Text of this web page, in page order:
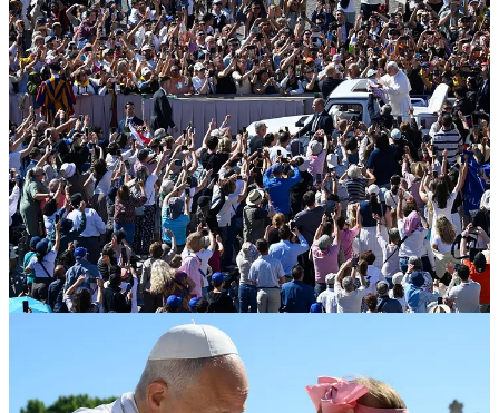
El Papa Benedicto XVIacogió en esta declaración de intenciones
el «programa de reforma» de los Padres conciliares, «en equilibrio
con la gran tradición litúrgica del pasado y el futuro. No pocas veces
se contrapone de manera torpe tradición y progreso. En realidad, los
dos conceptos se integran: la tradición es una realidad viva y por ello
incluye en sí misma el principio del desarrollo, del progreso. Es
como decir que el río de la tradición lleva en sí también su fuente y
tiende hacia la desembocadura» (Discurso a los participantes en el
Congreso por el 50° aniversario de la fundación del Instituto
litúrgico pontificio de San Anselmo, 6 de mayo de 2011).